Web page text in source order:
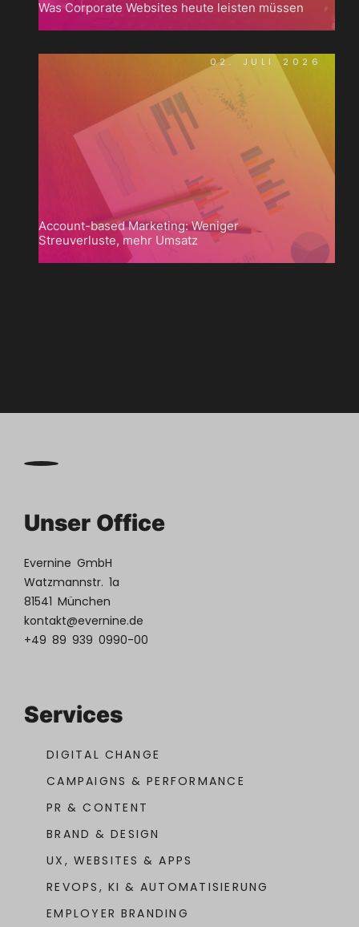
Was Corporate Websites heute leisten müssen
02. JULI 2026
Account-based Marketing: Weniger
Streuverluste, mehr Umsatz
Unser Office
Evernine GmbH
Watzmannstr. 1a
81541 München
kontakt@evernine.de
+49 89 939 0990-00
Services
DIGITAL CHANGE
CAMPAIGNS & PERFORMANCE
PR & CONTENT
BRAND & DESIGN
UX, WEBSITES & APPS
REVOPS, KI & AUTOMATISIERUNG
EMPLOYER BRANDING